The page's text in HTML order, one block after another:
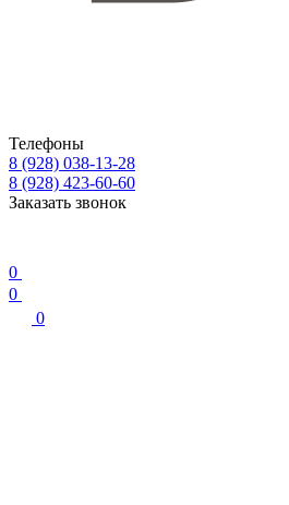
Телефоны
8 (928) 038-13-28
8 (928) 423-60-60
Заказать звонок
0
0
0